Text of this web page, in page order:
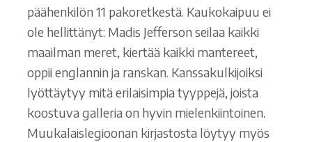
päähenkilön 11 pakoretkestä. Kaukokaipuu ei
ole hellittänyt: Madis Jefferson seilaa kaikki
maailman meret, kiertää kaikki mantereet,
oppii englannin ja ranskan. Kanssakulkijoiksi
lyöttäytyy mitä erilaisimpia tyyppejä, joista
koostuva galleria on hyvin mielenkiintoinen.
Muukalaislegioonan kirjastosta löytyy myös